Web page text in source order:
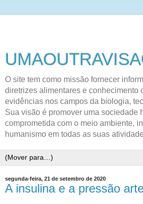
O site tem como missão fornecer
diretrizes alimentares e conhecimento
evidências nos campos da biologia,
Sua visão é promover uma sociedade
comprometida com o meio ambiente,
humanismo em todas as suas
segunda-feira, 21 de setembro de 2020
A insulina e a pressão